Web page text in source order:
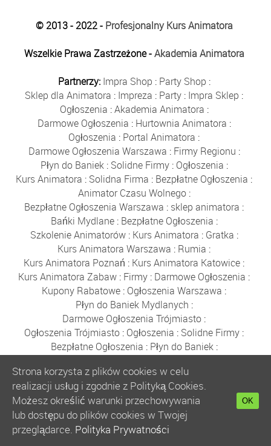
© 2013 - 2022 - Profesjonalny Kurs Animatora
Wszelkie Prawa Zastrzeżone -Akademia Animatora
Partnerzy: Impra Shop : Party Shop :
Sklep dla Animatora : Impreza : Party : Impra Sklep :
Ogłoszenia :Akademia Animatora :
Darmowe Ogłoszenia : Hurtownia Animatora :
Ogłoszenia : Portal Animatora :
Darmowe Ogłoszenia Warszawa : Firmy Regionu :
Płyn do Baniek: Solidne Firmy: Ogłoszenia :
Kurs Animatora : Solidna Firma : Bezpłatne Ogłoszenia :
Animator Czasu Wolnego:
Bezpłatne Ogłoszenia Warszawa : sklep animatora :
Bańki Mydlane: Bezpłatne Ogłoszenia :
Szkolenie Animatorów: Kurs Animatora : Gratka :
Kurs Animatora Warszawa : Rumia :
Kurs Animatora Poznań : Kurs Animatora Katowice :
Kurs Animatora Zabaw : Firmy : Darmowe Ogłoszenia :
Kupony Rabatowe : Ogłoszenia Warszawa :
Płyn do Baniek Mydlanych :
Darmowe Ogłoszenia Trójmiasto :
Ogłoszenia Trójmiasto : Ogłoszenia : Solidne Firmy :
Bezpłatne Ogłoszenia : Płyn do Baniek:
Balony Gdańsk:Sznurki do Baniek:Kijki do Baniek
Tablica:Balony Warszawa:Panorama Firm
Gratka:Obręcze do Baniek:Oferty Pracy
Łapki do Baniek:Hurtownia Balonów:Tablica
Gratka: Balony Urodzinowe:Balony Gdynia
Strona korzysta z plików cookies w celu
realizacji usług i zgodnie z Polityką Cookies.
Możesz określić warunki przechowywania
lub dostępu do plików cookies w Twojej
przeglądarce. Polityka Prywatności
OK